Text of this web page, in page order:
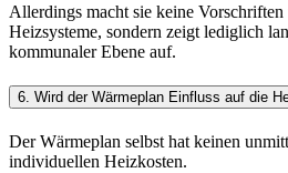
Allerdings macht sie keine
Heizsysteme, sondern zeigt lediglich
kommunaler Ebene auf.
6. Wird der Wärmeplan Einfluss auf die
Der Wärmeplan selbst hat keinen
individuellen Heizkosten.